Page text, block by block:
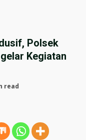
Polsek
Kegiatan
read